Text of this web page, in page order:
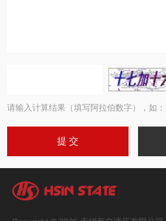
请输入计算结果（填写阿拉伯数字），如